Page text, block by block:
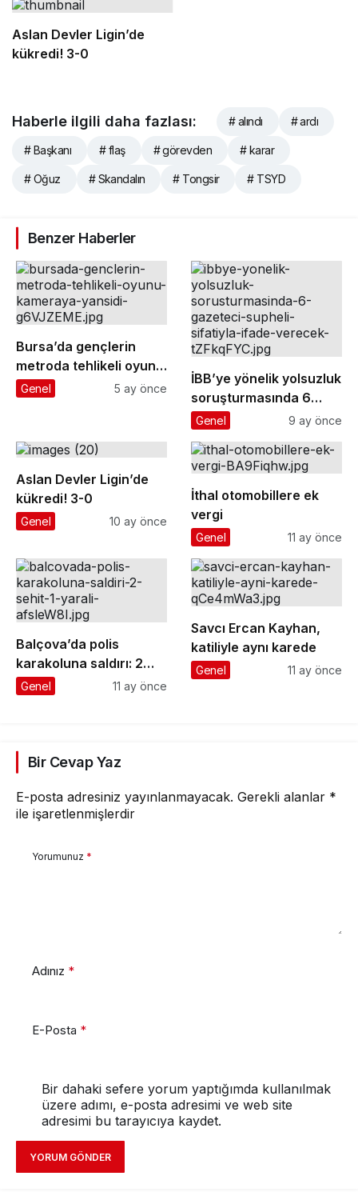
Aslan Devler Ligin’de
kükredi! 3-0
Haberle ilgili daha fazlası: # alındı # ardı
# Başkanı # flaş # görevden # karar
# Oğuz # Skandalın # Tongsir # TSYD
Benzer Haberler
Bursa’da gençlerin
metroda tehlikeli oyunu
kameraya yansıdı
Genel 5 ay önce
İBB’ye yönelik yolsuzluk
soruşturmasında 6
gazeteci ’şüpheli’
Genel 9 ay önce
Aslan Devler Ligin’de
kükredi! 3-0
Genel 10 ay önce
İthal otomobillere ek
vergi
Genel 11 ay önce
Balçova’da polis
karakoluna saldırı: 2
şehit, 1 yaralı
Genel 11 ay önce
Savcı Ercan Kayhan,
katiliyle aynı karede
Genel 11 ay önce
Bir Cevap Yaz
E-posta adresiniz yayınlanmayacak. Gerekli alanlar *
ile işaretlenmişlerdir
Yorumunuz *
Adınız *
E-Posta *
Bir dahaki sefere yorum yaptığımda kullanılmak
üzere adımı, e-posta adresimi ve web site
adresimi bu tarayıcıya kaydet.
YORUM GÖNDER